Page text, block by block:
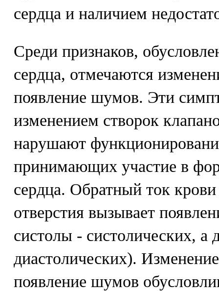
сердца и наличием
Среди признаков,
сердца, отмечаются
появление шумов. Эти
изменением створок
нарушают
принимающих участие в
сердца. Обратный ток
отверстия вызывает
систолы - систолических, а
диастолических).
появление шумов